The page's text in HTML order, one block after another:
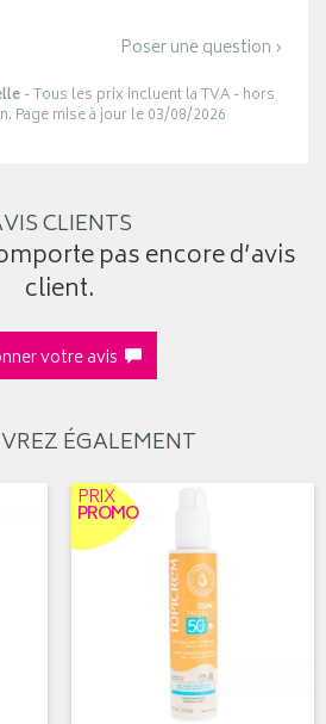
Poser une question ›
- Tous les prix incluent la TVA - hors
Page mise à jour le 03/08/2026
CLIENTS
pas encore d’avis
client.
votre avis
ÉGALEMENT
PRIX
PROMO